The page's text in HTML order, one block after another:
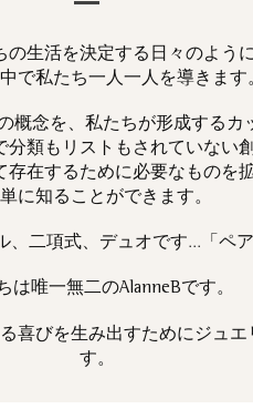
の生活を決定する日々のよう
で私たち一人一人を導きます。
概念を、私たちが形成するカ
類もリストもされていない
存在するために必要なものを
に知ることができます。
、二項式、デュオです...「ペア
は唯一無二のAlanneBです。
喜びを生み出すためにジュエ
す。